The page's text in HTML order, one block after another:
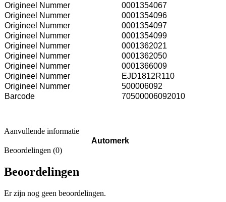
Origineel Nummer
0001354067
Origineel Nummer
0001354096
Origineel Nummer
0001354097
Origineel Nummer
0001354099
Origineel Nummer
0001362021
Origineel Nummer
0001362050
Origineel Nummer
0001366009
Origineel Nummer
EJD1812R110
Origineel Nummer
500006092
Barcode
70500006092010
Aanvullende informatie
Automerk
Beoordelingen (0)
Beoordelingen
Er zijn nog geen beoordelingen.